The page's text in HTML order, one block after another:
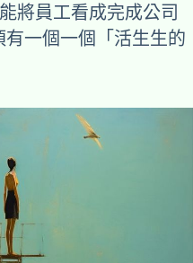
將員工看成完成公司
一個一個「活生生的